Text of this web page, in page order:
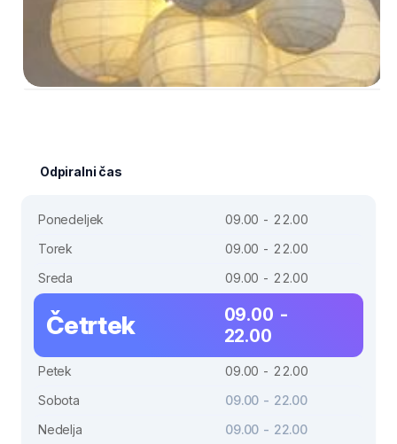
Odpiralni čas
Ponedeljek
09.00 - 22.00
Torek
09.00 - 22.00
Sreda
09.00 - 22.00
Četrtek
09.00 -
22.00
Petek
09.00 - 22.00
Sobota
09.00 - 22.00
Nedelja
09.00 - 22.00